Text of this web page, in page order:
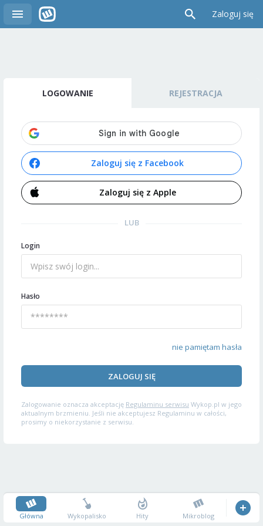
Zaloguj się
LOGOWANIE REJESTRACJA
Zaloguj się z Facebook
Zaloguj się z Apple
LUB
Login
Hasło
nie pamiętam hasła
ZALOGUJ SIĘ
Zalogowanie oznacza akceptację Regulaminu serwisu Wykop.pl w jego
aktualnym brzmieniu. Jeśli nie akceptujesz Regulaminu w całości,
prosimy o niekorzystanie z serwisu.
Główna Wykopalisko Hity Mikroblog